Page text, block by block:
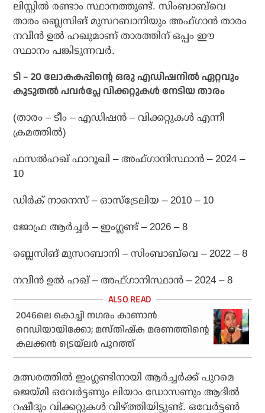
ലിസ്റ്റില്‍ രണ്ടാം സ്ഥാനത്തുണ്ട്. സിംബാബ്‌വെ
താരം ബ്ലെസിങ് മുസറബാനിയും അഫ്ഗാന്‍ താരം
നവീന്‍ ഉല്‍ ഹഖുമാണ് താരത്തിന് ഒപ്പം ഈ
സ്ഥാനം പങ്കിടുന്നവര്‍.
ടി – 20 ലോകകപ്പിന്റെ ഒരു എഡിഷനില്‍ ഏറ്റവും
കൂടുതല്‍ പവര്‍പ്ലേ വിക്കറ്റുകള്‍ നേടിയ താരം
(താരം – ടീം – എഡിഷന്‍ – വിക്കറ്റുകള്‍ എന്നീ
ക്രമത്തില്‍)
ഫസല്‍ഹഖ് ഫാറൂഖി – അഫ്ഗാനിസ്ഥാന്‍ – 2024 –
10
ഡിര്‍ക് നാനെസ് – ഓസ്‌ട്രേലിയ – 2010 – 10
ജോഫ്ര ആര്‍ച്ചര്‍ – ഇംഗ്ലണ്ട് – 2026 – 8
ബ്ലെസിങ് മുസറബാനി – സിംബാബ്‌വെ – 2022 – 8
നവീന്‍ ഉല്‍ ഹഖ് – അഫ്ഗാനിസ്ഥാന്‍ – 2024 – 8
2046ലെ കൊച്ചി നഗരം കാണാന്‍
റെഡിയായിക്കോ; മസ്തിഷ്‌ക മരണത്തിന്റെ
കലക്കന്‍ ട്രെയ്‌ലര്‍ പുറത്ത്
മത്സരത്തില്‍ ഇംഗ്ലണ്ടിനായി ആര്‍ച്ചര്‍ക്ക് പുറമെ
ജെയ്മി ഒവേര്‍ട്ടണും ലിയാം ഡോസണും ആദില്‍
റഷീദും വിക്കറ്റുകള്‍ വീഴ്ത്തിയിട്ടുണ്ട്. ഒവേര്‍ട്ടണ്‍